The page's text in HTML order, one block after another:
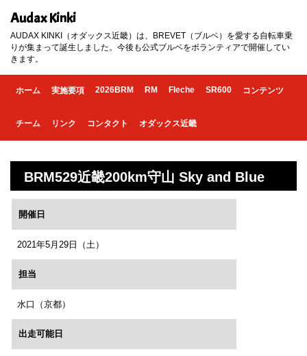
Audax Kinki
AUDAX KINKI（オダックス近畿）は、BREVET（ブルベ）を愛する自転車乗
りが集まって誕生しました。今後も公式ブルベをボランティアで開催してい
きます。
ホーム 実施要項 2026BRM RM Fleche SR600 コンテンツ
チーム リンク コンタクト オダックス近畿
BRM529近畿200km守山 Sky and Blue
開催日
2021年5月29日（土）
担当
水口（京都）
出走可能日